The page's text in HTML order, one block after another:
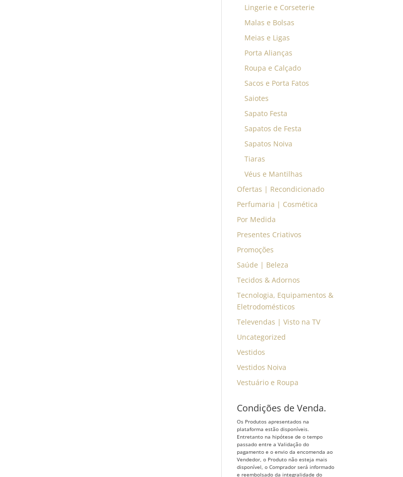
Lingerie e Corseterie
Malas e Bolsas
Meias e Ligas
Porta Alianças
Roupa e Calçado
Sacos e Porta Fatos
Saiotes
Sapato Festa
Sapatos de Festa
Sapatos Noiva
Tiaras
Véus e Mantilhas
Ofertas | Recondicionado
Perfumaria | Cosmética
Por Medida
Presentes Criativos
Promoções
Saúde | Beleza
Tecidos & Adornos
Tecnologia, Equipamentos &
Eletrodomésticos
Televendas | Visto na TV
Uncategorized
Vestidos
Vestidos Noiva
Vestuário e Roupa
Condições de Venda.
Os Produtos apresentados na
plataforma estão disponíveis.
Entretanto na hipótese de o tempo
passado entre a Validação do
pagamento e o envio da encomenda ao
Vendedor, o Produto não esteja mais
disponível, o Comprador será informado
e reembolsado da integralidade do